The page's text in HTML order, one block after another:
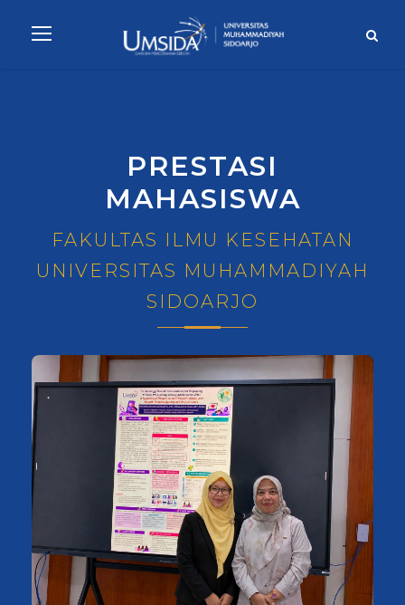
PRESTASI
MAHASISWA
FAKULTAS ILMU KESEHATAN
UNIVERSITAS MUHAMMADIYAH
SIDOARJO